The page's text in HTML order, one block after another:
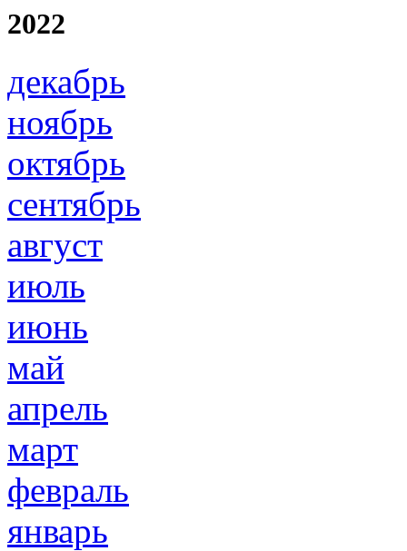
2022
декабрь
ноябрь
октябрь
сентябрь
август
июль
июнь
май
апрель
март
февраль
январь